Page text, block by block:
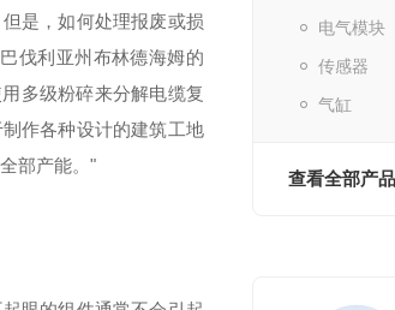
电气模块
传感器
气缸
查看全部产品
是，如何处理报废或损
伐利亚州布林德海姆的
多级粉碎来分解电缆复
作各种设计的建筑工地
部产能。"